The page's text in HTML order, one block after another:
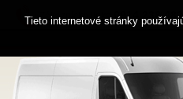
Zákaznícka linka 0914 238 482
Tieto internetové stránky